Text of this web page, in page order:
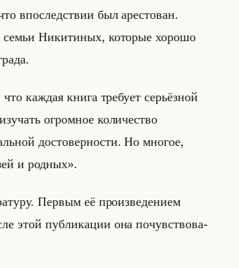
впо­след­ствии был аре­сто­ван.
семьи Ни­ки­ти­ных, ко­то­рые хо­ро­шо
каж­дая книга тре­бу­ет се­рьёз­ной
огромное количество
достоверности. Но многое,
и родных».
Пер­вым её про­из­ве­де­ни­ем
этой пуб­ли­ка­ции она по­чув­ство­ва­